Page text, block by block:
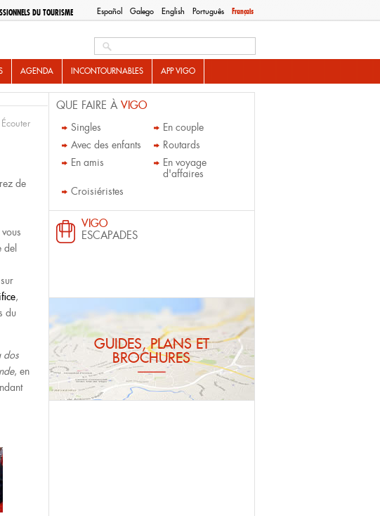
Español Galego English Português Français
DU TOURISME
AGENDA INCONTOURNABLES APP VIGO
Écouter
de
del
,
du
dos
, en
QUE FAIRE À VIGO
Singles
En couple
Avec des enfants
Routards
En amis
En voyage
d'affaires
Croisiéristes
VIGO
ESCAPADES
GUIDES, PLANS ET
BROCHURES